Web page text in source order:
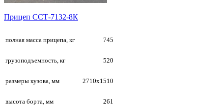
Прицеп ССТ-7132-8К
полная масса прицепа, кг 745
грузоподъемность, кг 520
размеры кузова, мм 2710х1510
высота борта, мм 261